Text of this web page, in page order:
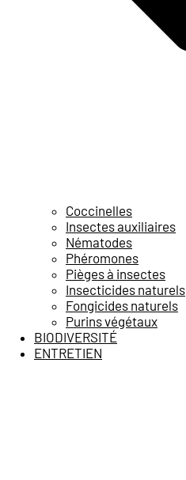
Coccinelles
Insectes auxiliaires
Nématodes
Phéromones
Pièges à insectes
Insecticides naturels
Fongicides naturels
Purins végétaux
BIODIVERSITÉ
ENTRETIEN